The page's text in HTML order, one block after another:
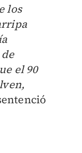
los
el 90